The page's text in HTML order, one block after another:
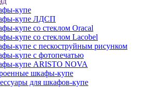
купе
купе ЛДСП
купе со стеклом Oracal
купе со стеклом Lacobel
купе с пескоструйным рисунком
купе с фотопечатью
купе ARISTO NOVA
шкафы-купе
для шкафов-купе